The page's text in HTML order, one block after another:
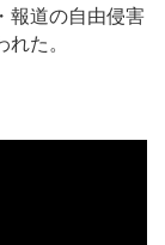
報道の自由侵害
た。